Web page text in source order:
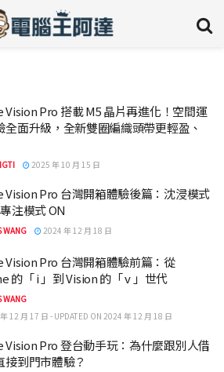
Vision Pro 搭載 M5 晶片再進化！空間運
全面升級，全新雙圈編織頭帶更輕盈、
2025 年 10 月 15 日
Vision Pro 台灣開箱體驗後篇：沈浸模式
注模式 ON
WANG 2024 年 12 月 18 日
Vision Pro 台灣開箱體驗前篇：從
的「 i 」到 Vision 的「 v 」世代
WANG
12 月 17 日 - UPDATED ON 2024 年 12 月 18 日
Vision Pro 登台動手玩：為什麼跟別人借
接到門市體驗？